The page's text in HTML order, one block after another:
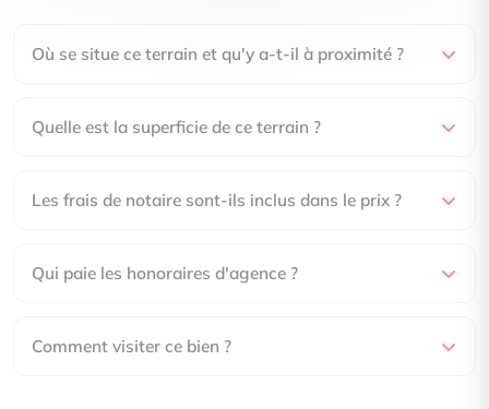
Où se situe ce terrain et qu'y a-t-il à proximité ?
Quelle est la superficie de ce terrain ?
Les frais de notaire sont-ils inclus dans le prix ?
Qui paie les honoraires d'agence ?
Comment visiter ce bien ?